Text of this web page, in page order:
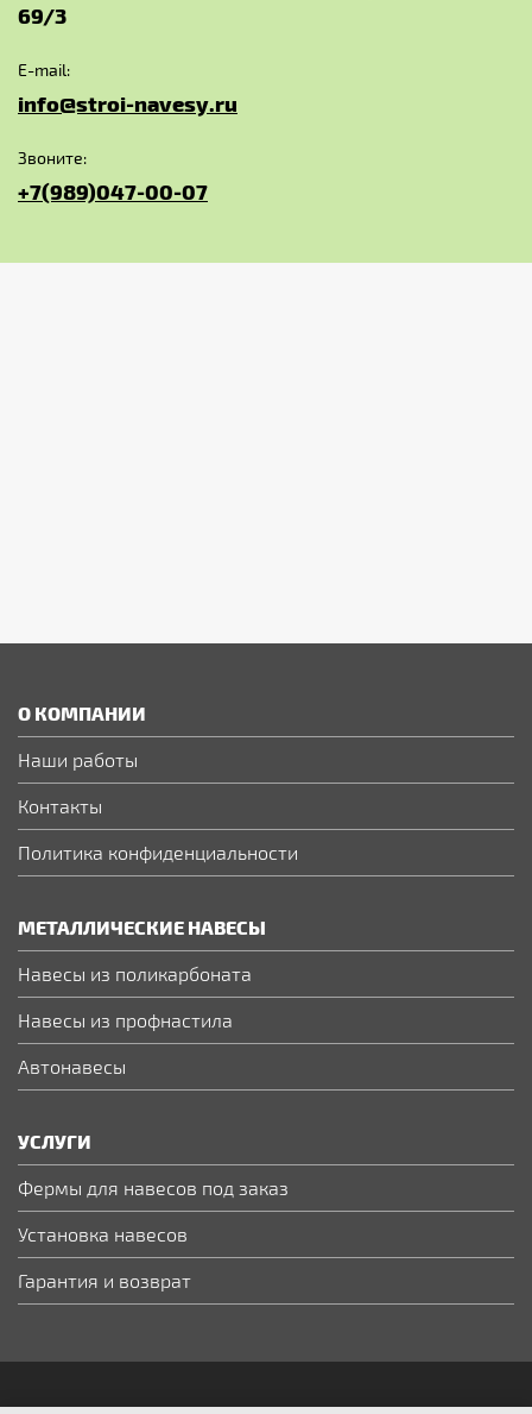
69/3
E-mail:
info@stroi-navesy.ru
Звоните:
+7(989)047-00-07
О КОМПАНИИ
Наши работы
Контакты
Политика конфиденциальности
МЕТАЛЛИЧЕСКИЕ НАВЕСЫ
Навесы из поликарбоната
Навесы из профнастила
Автонавесы
УСЛУГИ
Фермы для навесов под заказ
Установка навесов
Гарантия и возврат